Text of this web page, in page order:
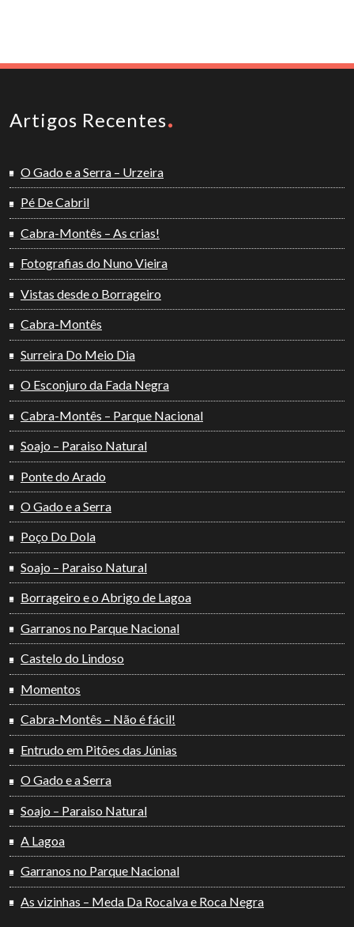
Artigos Recentes
O Gado e a Serra – Urzeira
Pé De Cabril
Cabra-Montês – As crias!
Fotografias do Nuno Vieira
Vistas desde o Borrageiro
Cabra-Montês
Surreira Do Meio Dia
O Esconjuro da Fada Negra
Cabra-Montês – Parque Nacional
Soajo – Paraiso Natural
Ponte do Arado
O Gado e a Serra
Poço Do Dola
Soajo – Paraiso Natural
Borrageiro e o Abrigo de Lagoa
Garranos no Parque Nacional
Castelo do Lindoso
Momentos
Cabra-Montês – Não é fácil!
Entrudo em Pitões das Júnias
O Gado e a Serra
Soajo – Paraiso Natural
A Lagoa
Garranos no Parque Nacional
As vizinhas – Meda Da Rocalva e Roca Negra